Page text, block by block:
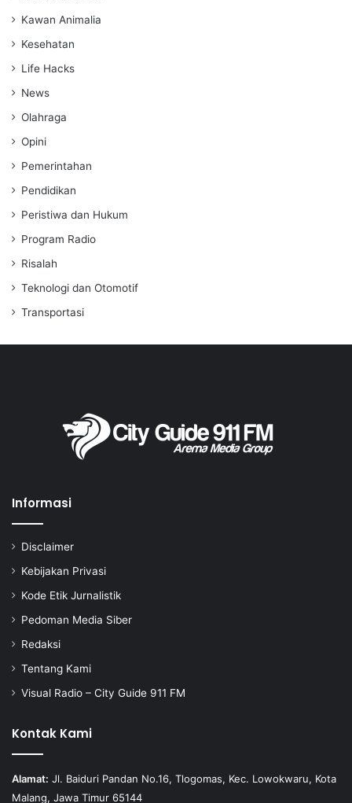
Kawan Animalia
Kesehatan
Life Hacks
News
Olahraga
Opini
Pemerintahan
Pendidikan
Peristiwa dan Hukum
Program Radio
Risalah
Teknologi dan Otomotif
Transportasi
Informasi
Disclaimer
Kebijakan Privasi
Kode Etik Jurnalistik
Pedoman Media Siber
Redaksi
Tentang Kami
Visual Radio – City Guide 911 FM
Kontak Kami
Alamat: Jl. Baiduri Pandan No.16, Tlogomas, Kec. Lowokwaru, Kota
Malang, Jawa Timur 65144